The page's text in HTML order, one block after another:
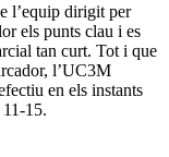
l’equip dirigit per
els punts clau i es
tan curt. Tot i que
l’UC3M
en els instants
15.